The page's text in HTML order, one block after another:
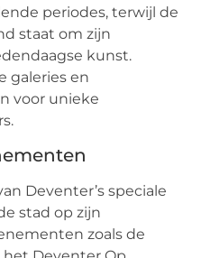
periodes, terwijl de
staat om zijn
kunst.
galeries en
voor unieke
Deventer’s speciale
stad op zijn
zoals de